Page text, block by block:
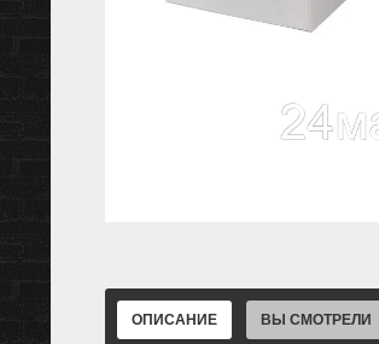
ОПИСАНИЕ ВЫ СМОТРЕЛИ